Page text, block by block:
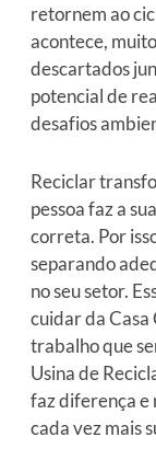
retornem ao
acontece,
descartados
potencial de
desafios
Reciclar
pessoa faz a
correta. Por
separando
no seu setor.
cuidar da Casa
trabalho que
Usina de
faz diferença e
cada vez mais